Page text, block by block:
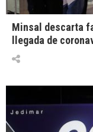
Minsal descarta
llegada de